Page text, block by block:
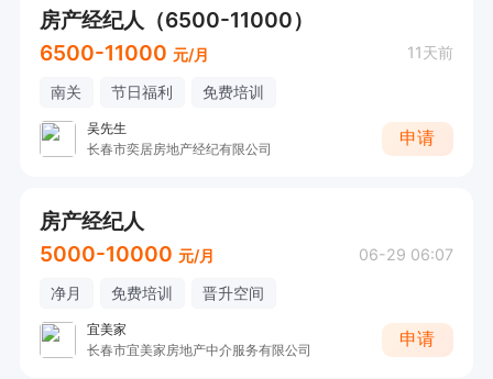
房产经纪人（6500-11000）
6500-11000 元/月 11天前
南关 节日福利 免费培训
吴先生
长春市奕居房地产经纪有限公司
申请
房产经纪人
5000-10000 元/月 06-29 06:07
净月 免费培训 晋升空间
宜美家
长春市宜美家房地产中介服务有限公司
申请